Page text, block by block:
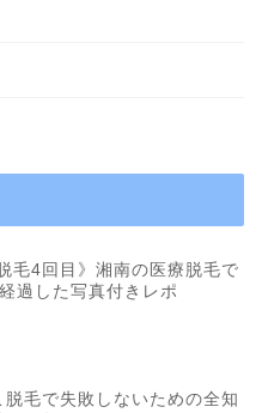
毛4回目》湘南の医療脱毛で
過した写真付きレポ
脱毛で失敗しないための全知